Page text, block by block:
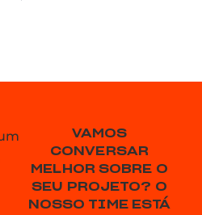
VAMOS
CONVERSAR
MELHOR SOBRE O
SEU PROJETO? O
NOSSO TIME ESTÁ